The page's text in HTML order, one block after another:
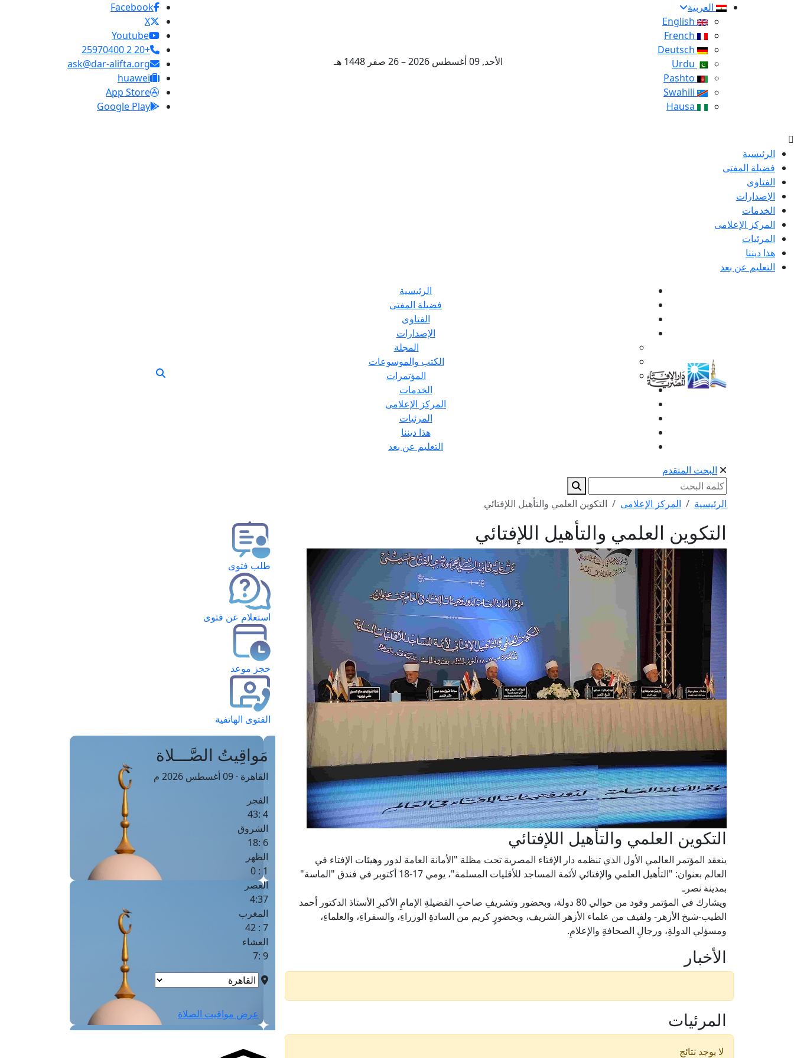
العربية
الأحد, 09 أغسطس 2026 – 26 صفر 1448 هـ
Facebook
X
Youtube
+20 2 25970400
ask@dar-alifta.org
huawei
App Store
Google Play
الرئيسية
فضيلة المفتى
الفتاوى
الإصدارات
الخدمات
المركز الإعلامى
المرئيات
هذا ديننا
التعليم عن بعد
الرئيسية
فضيلة المفتى
الفتاوى
الإصدارات
المجلة
الكتب والموسوعات
المؤتمرات
الخدمات
المركز الإعلامى
المرئيات
هذا ديننا
التعليم عن بعد
البحث المتقدم
الرئيسية المركز الإعلامى التكوين العلمي والتأهيل اللإفتائي
التكوين العلمي والتأهيل اللإفتائي
التكوين العلمي والتأهيل اللإفتائي
ينعقد المؤتمر العالمي الأول الذي تنظمه دار الإفتاء المصرية تحت مظلة "الأمانة العامة لدور وهيئات الإفتاء في
العالم بعنوان: "التأهيل العلمي والإفتائي لأئمة المساجد للأقليات المسلمة"، يومي 17-18 أكتوبر في فندق "الماسة"
بمدينة نصرـ
ويشارك في المؤتمر وفود من حوالي 80 دولة، وبحضور وتشريفِ صاحبِ الفضيلةِ الإمامِ الأكبرِ الأستاذ الدكتور أحمد
الطيب-شيخ الأزهر- ولفيف من علماء الأزهر الشريف، وبحضورٍ كريم من السادةِ الوزراءِ، والسفراءِ، والعلماءِ،
ومسؤلي الدولةِ، ورجالِ الصحافةِ والإعلامِ.
الأخبار
المرئيات
لا يوجد نتائج
طلب فتوى
استعلام عن فتوى
حجز موعد
الفتوى الهاتفية
مَواقِيتُ الصَّـــلاة
القاهرة · 09 أغسطس 2026 م
الفجر
4 :43
الشروق
6 :18
الظهر
1 : 0
العصر
4:37
المغرب
7 : 42
العشاء
9 :7
عرض مواقيت الصلاة